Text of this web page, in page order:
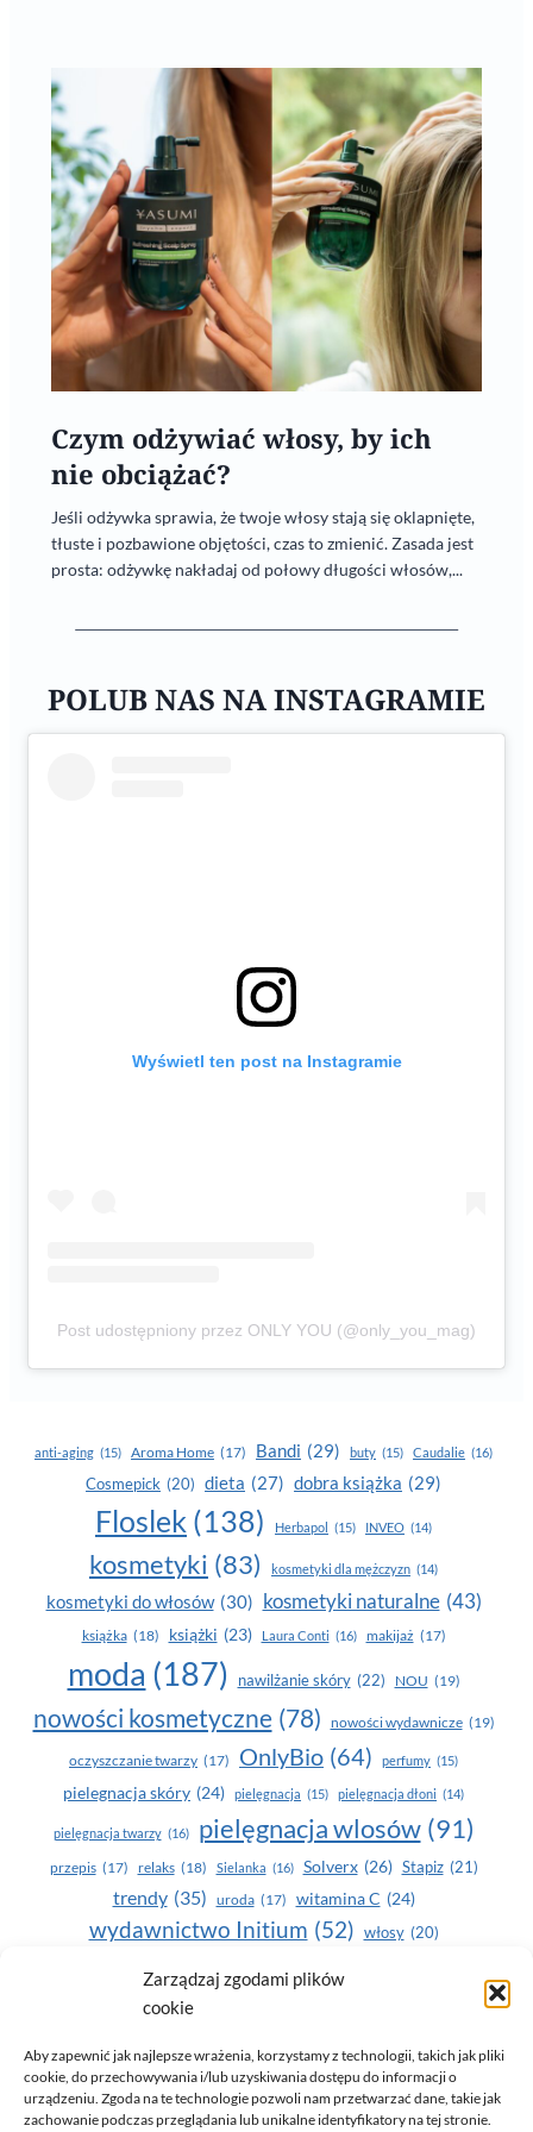
Zarządzaj zgodami plików
cookie
Aby zapewnić jak najlepsze wrażenia, korzystamy z technologii, takich jak pliki
cookie, do przechowywania i/lub uzyskiwania dostępu do informacji o
urządzeniu. Zgoda na te technologie pozwoli nam przetwarzać dane, takie jak
zachowanie podczas przeglądania lub unikalne identyfikatory na tej stronie.
Czym odżywiać włosy, by ich
nie obciążać?
Jeśli odżywka sprawia, że twoje włosy stają się oklapnięte,
tłuste i pozbawione objętości, czas to zmienić. Zasada jest
prosta: odżywkę nakładaj od połowy długości włosów,...
POLUB NAS NA INSTAGRAMIE
Wyświetl ten post na Instagramie
Post udostępniony przez ONLY YOU (@only_you_mag)
anti-aging (15) Aroma Home (17) Bandi (29) buty (15) Caudalie (16)
Cosmepick (20) dieta (27) dobra książka (29)
Floslek (138) Herbapol (15) INVEO (14)
kosmetyki (83) kosmetyki dla mężczyzn (14)
kosmetyki do włosów (30) kosmetyki naturalne (43)
książka (18) książki (23) Laura Conti (16) makijaż (17)
moda (187) nawilżanie skóry (22) NOU (19)
nowości kosmetyczne (78) nowości wydawnicze (19)
oczyszczanie twarzy (17) OnlyBio (64) perfumy (15)
pielegnacja skóry (24) pielęgnacja (15) pielęgnacja dłoni (14)
pielęgnacja twarzy (16) pielęgnacja wlosów (91)
przepis (17) relaks (18) Sielanka (16) Solverx (26) Stapiz (21)
trendy (35) uroda (17) witamina C (24)
wydawnictwo Initium (52) włosy (20)
Yasumi(164) zdrowe zęby
zdrowie